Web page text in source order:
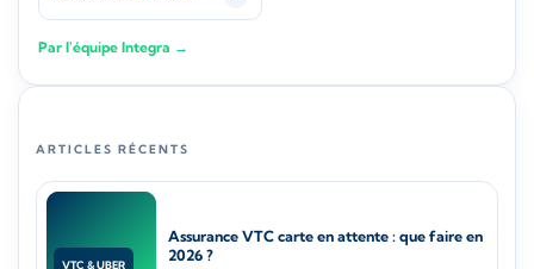
Par l'équipe Integra →
ARTICLES RÉCENTS
VTC & UBER
Assurance VTC carte en attente : que faire en
2026 ?